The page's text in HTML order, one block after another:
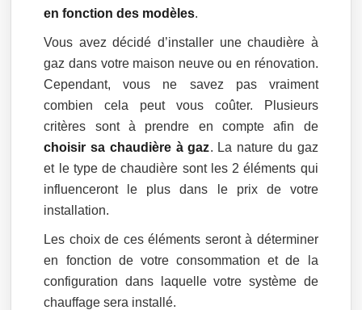
en fonction des modèles.
Vous avez décidé d’installer une chaudière à
gaz dans votre maison neuve ou en rénovation.
Cependant, vous ne savez pas vraiment
combien cela peut vous coûter. Plusieurs
critères sont à prendre en compte afin de
choisir sa chaudière à gaz. La nature du gaz
et le type de chaudière sont les 2 éléments qui
influenceront le plus dans le prix de votre
installation.
Les choix de ces éléments seront à déterminer
en fonction de votre consommation et de la
configuration dans laquelle votre système de
chauffage sera installé.